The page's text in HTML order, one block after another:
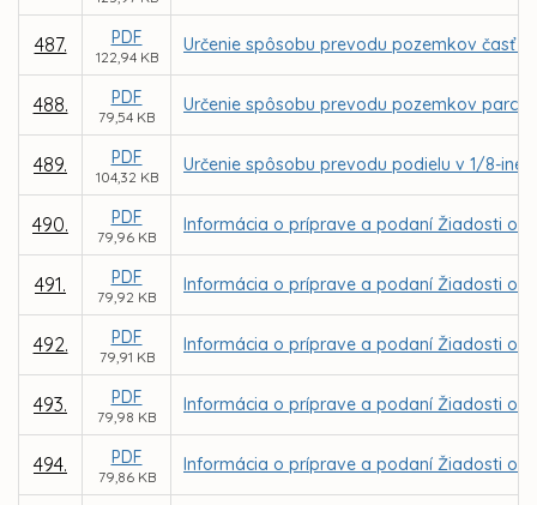
487. PDF
122,94 KB
Určenie spôsobu prevodu pozemkov časť
488. PDF
79,54 KB
Určenie spôsobu prevodu pozemkov parc. C
489. PDF
104,32 KB
Určenie spôsobu prevodu podielu v 1/8-ine
490. PDF
79,96 KB
Informácia o príprave a podaní Žiadosti o
491. PDF
79,92 KB
Informácia o príprave a podaní Žiadosti o
492. PDF
79,91 KB
Informácia o príprave a podaní Žiadosti o
493. PDF
79,98 KB
Informácia o príprave a podaní Žiadosti o
494. PDF
79,86 KB
Informácia o príprave a podaní Žiadosti o